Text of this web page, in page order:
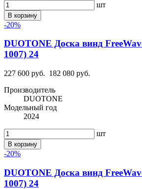
шт
В корзину
-20%
DUOTONE Доска винд
1007) 24
227 600 руб. 182 080 руб.
Производитель
DUOTONE
Модельный год
2024
шт
В корзину
-20%
DUOTONE Доска винд
1007) 24